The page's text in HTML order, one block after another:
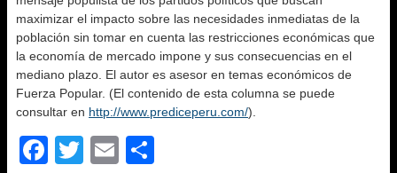
maximizar el impacto sobre las necesidades inmediatas de la
población sin tomar en cuenta las restricciones económicas que
la economía de mercado impone y sus consecuencias en el
mediano plazo. El autor es asesor en temas económicos de
Fuerza Popular. (El contenido de esta columna se puede
consultar en http://www.prediceperu.com/).
F
T
E